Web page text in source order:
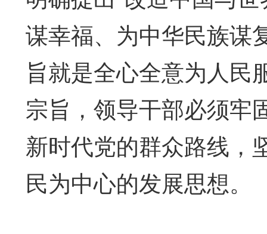
谋幸福、为中华民族谋
旨就是全心全意为人民
宗旨，领导干部必须牢
新时代党的群众路线，
民为中心的发展思想。